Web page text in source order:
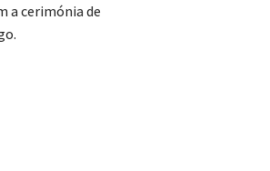
a cerimónia de